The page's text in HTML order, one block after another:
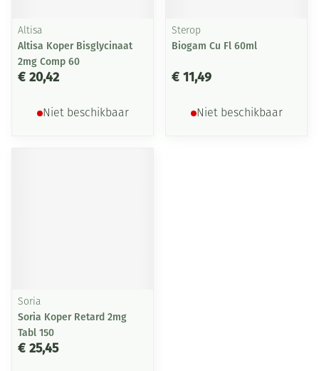
Altisa
Altisa Koper Bisglycinaat
2mg Comp 60
€ 20,42
Niet beschikbaar
Sterop
Biogam Cu Fl 60ml
€ 11,49
Niet beschikbaar
Soria
Soria Koper Retard 2mg
Tabl 150
€ 25,45